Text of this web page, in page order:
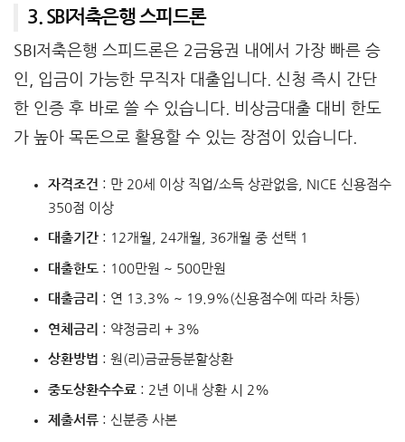
3. SBI저축은행 스피드론
SBI저축은행 스피드론은 2금융권 내에서 가장 빠른 승
인, 입금이 가능한 무직자 대출입니다. 신청 즉시 간단
한 인증 후 바로 쓸 수 있습니다. 비상금대출 대비 한도
가 높아 목돈으로 활용할 수 있는 장점이 있습니다.
자격조건 : 만 20세 이상 직업/소득 상관없음, NICE 신용점수
350점 이상
대출기간: 12개월, 24개월, 36개월 중 선택 1
대출한도 : 100만원 ~ 500만원
대출금리 : 연 13.3% ~ 19.9%(신용점수에 따라 차등)
연체금리 : 약정금리 + 3%
상환방법 : 원(리)금균등분할상환
중도상환수수료 : 2년 이내 상환 시 2%
제출서류: 신분증 사본